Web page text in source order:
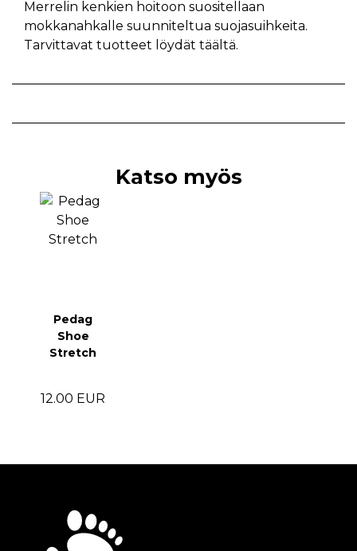
Merrelin kenkien hoitoon suositellaan
mokkanahkalle suunniteltua suojasuihkeita.
Tarvittavat tuotteet löydät täältä.
Katso myös
Pedag
Shoe
Stretch
12.00 EUR